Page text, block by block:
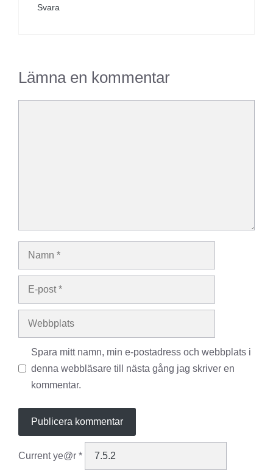
Svara
Lämna en kommentar
Namn
Webbplats
Spara mitt namn, min e-postadress och webbplats i
denna webbläsare till nästa gång jag skriver en
kommentar.
Current ye@r *